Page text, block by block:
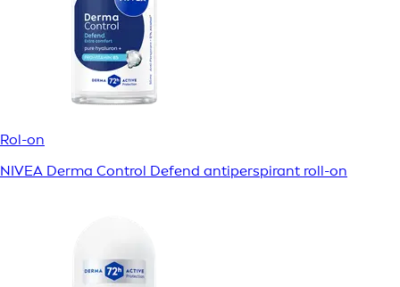
Rol-on
NIVEA Derma Control Defend antiperspirant roll-on